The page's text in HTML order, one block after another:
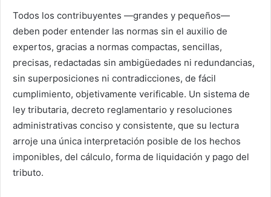
Todos los contribuyentes —grandes y pequeños—
deben poder entender las normas sin el auxilio de
expertos, gracias a normas compactas, sencillas,
precisas, redactadas sin ambigüedades ni redundancias,
sin superposiciones ni contradicciones, de fácil
cumplimiento, objetivamente verificable. Un sistema de
ley tributaria, decreto reglamentario y resoluciones
administrativas conciso y consistente, que su lectura
arroje una única interpretación posible de los hechos
imponibles, del cálculo, forma de liquidación y pago del
tributo.